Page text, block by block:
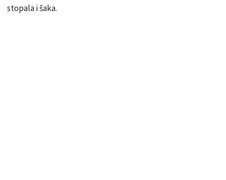
stopala i šaka.